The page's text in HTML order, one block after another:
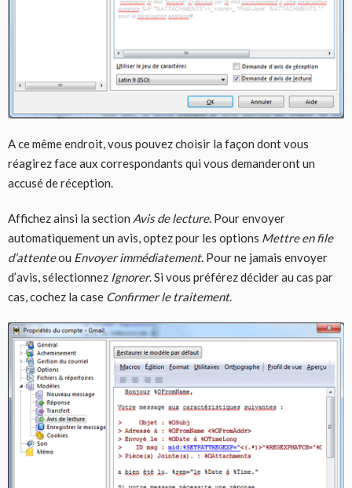
A ce même endroit, vous pouvez choisir la façon dont vous
réagirez face aux correspondants qui vous demanderont un
accusé de réception.
Affichez ainsi la section Avis de lecture. Pour envoyer
automatiquement un avis, optez pour les options Mettre en file
d’attenteou Envoyer immédiatement. Pour ne jamais envoyer
d’avis, sélectionnez Ignorer. Si vous préférez décider au cas par
cas, cochez la case Confirmer le traitement.